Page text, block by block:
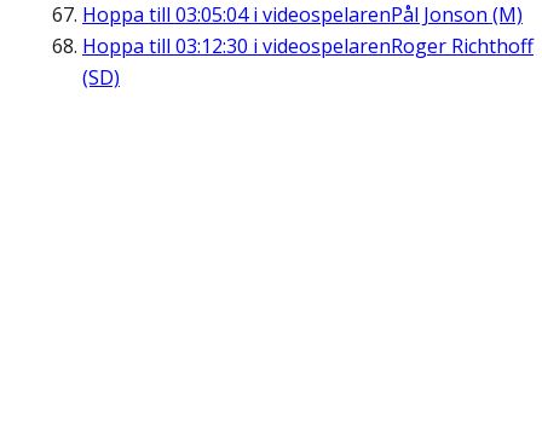
Hoppa till 03:05:04i videospelarenPål Jonson (M)
Hoppa till 03:12:30 i videospelarenRoger Richthoff
(SD)